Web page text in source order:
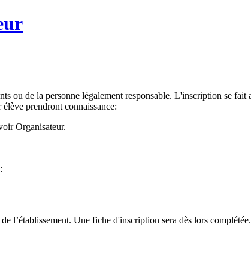
ou de la personne légalement responsable. L'inscription se
prendront connaissance:
Organisateur.
:
l’établissement. Une fiche d'inscription sera dès lors complétée.